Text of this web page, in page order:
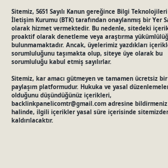
Sitemiz, 5651 Sayılı Kanun gereğince Bilgi
İletişim Kurumu (BTK) tarafından onaylanmış bir Yer
olarak hizmet vermektedir. Bu nedenle, sitedeki
proaktif olarak denetleme veya araştırma
bulunmamaktadır. Ancak, üyelerimiz yazdıkları
sorumluluğunu taşımakta olup, siteye üye olarak bu
sorumluluğu kabul etmiş sayılırlar.
Sitemiz, kar amacı gütmeyen ve tamamen ücretsiz
paylaşım platformudur. Hukuka ve yasal
olduğunu düşündüğünüz içerikleri,
backlinkpanelicomtr@gmail.comadresine bildirmeniz
halinde, ilgili içerikler yasal süre içerisinde
kaldırılacaktır.